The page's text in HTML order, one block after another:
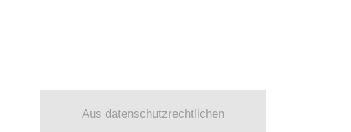
Aus datenschutzrechtlichen